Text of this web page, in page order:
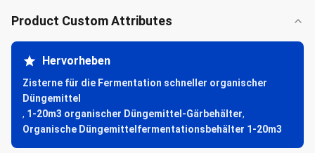
Product Custom Attributes
Hervorheben
Zisterne für die Fermentation schneller organischer
Düngemittel
, 1-20m3 organischer Düngemittel-Gärbehälter,
Organische Düngemittelfermentationsbehälter 1-20m3